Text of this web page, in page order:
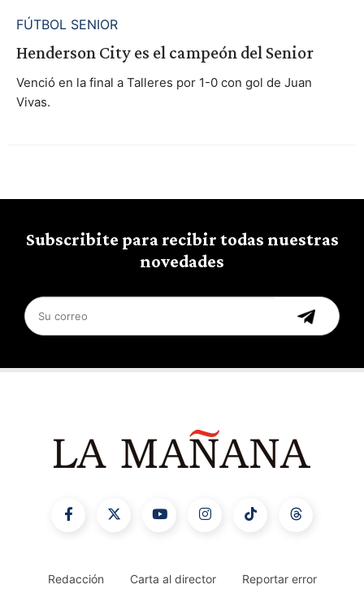
FÚTBOL SENIOR
Henderson City es el campeón del Senior
Venció en la final a Talleres por 1-0 con gol de Juan
Vivas.
Subscribite para recibir todas nuestras
novedades
Redacción Carta al director Reportar error